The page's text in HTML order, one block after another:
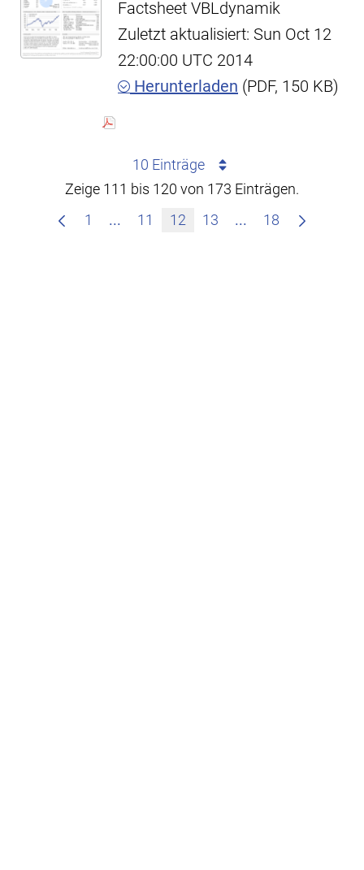
Factsheet VBLdynamik
Zuletzt aktualisiert: Sun Oct 12
22:00:00 UTC 2014
Herunterladen (PDF, 150 KB)
10 Einträge
Zeige 111 bis 120 von 173 Einträgen.
1
... Zwischenseiten Navigieren mit TAB-
11 12 13 ... Zwischenseiten
18